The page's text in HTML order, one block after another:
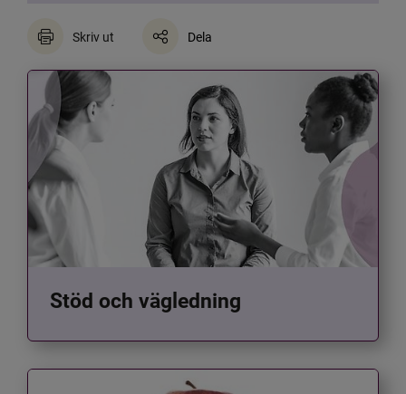
Skriv ut Dela
Stöd och vägledning